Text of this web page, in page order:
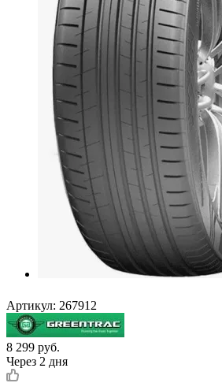
Артикул: 267912
8 299 руб.
Через 2 дня